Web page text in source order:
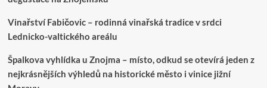
Vinařství Fabičovic – rodinná vinařská tradice v srdci
Lednicko-valtického areálu
Špalkova vyhlídka u Znojma – místo, odkud se otevírá jeden z
nejkrásnějších výhledů na historické město i vinice jižní